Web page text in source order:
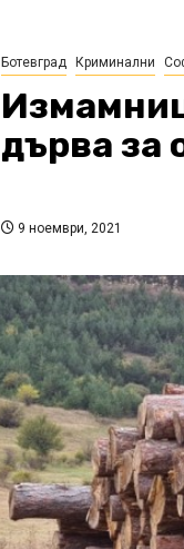
Ботевград Криминални
дърва за
9 ноември, 2021